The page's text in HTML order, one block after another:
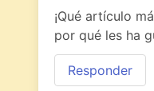
¡Qué artículo
por qué les ha
Responder